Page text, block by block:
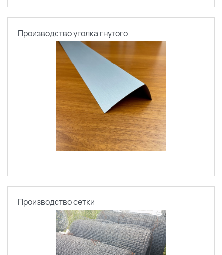
Производство уголка гнутого
Производство сетки